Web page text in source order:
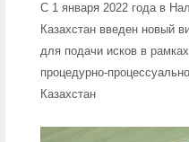
С 1 января 2022 года в
Казахстан введен новый
для подачи исков в
процедурно-
Казахстан